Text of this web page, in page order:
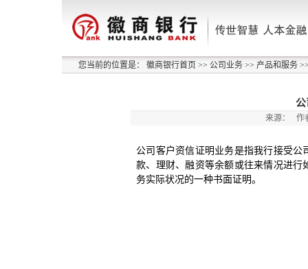
您当前的位置是： 徽商银行首页 >> 公司业务 >> 产品和服务
公
来源： 作